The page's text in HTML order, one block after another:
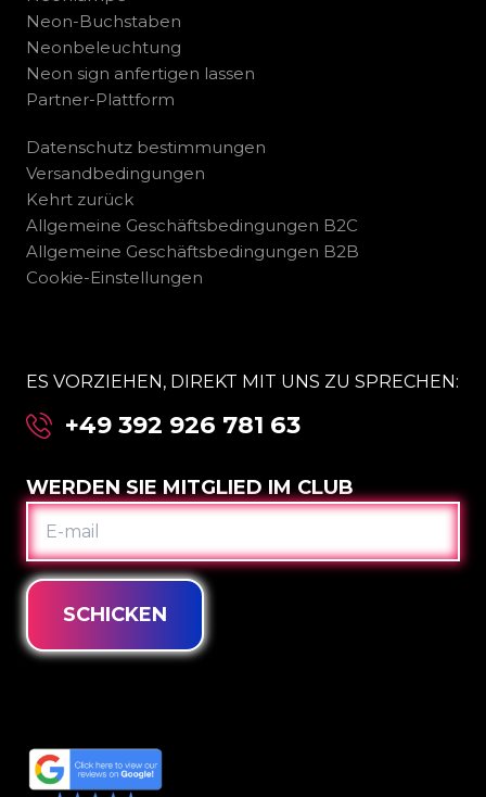
Neon-Buchstaben
Neonbeleuchtung
Neon sign anfertigen lassen
Partner-Plattform
Datenschutz bestimmungen
Versandbedingungen
Kehrt zurück
Allgemeine Geschäftsbedingungen B2C
Allgemeine Geschäftsbedingungen B2B
Cookie-Einstellungen
ES VORZIEHEN, DIREKT MIT UNS ZU SPRECHEN:
+49 392 926 781 63
WERDEN SIE MITGLIED IM CLUB
E-
MAIL
SCHICKEN